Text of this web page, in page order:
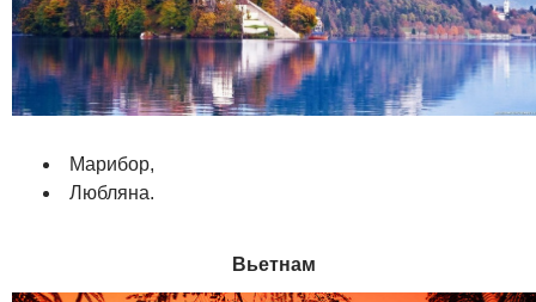
Марибор,
Любляна.
Вьетнам